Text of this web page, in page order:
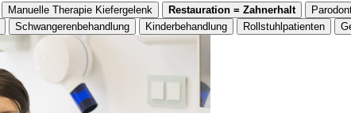
Manuelle Therapie Kiefergelenk Restauration = Zahnerhalt
Schwangerenbehandlung Kinderbehandlung Rollstuhlpatienten